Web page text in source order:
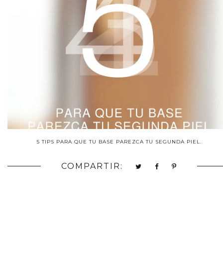
5 TIPS PARA QUE TU BASE PAREZCA TU SEGUNDA PIEL.
COMPARTIR: